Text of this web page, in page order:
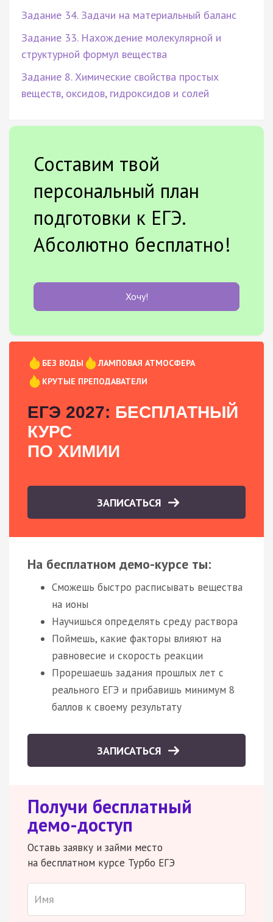
Задание 34. Задачи на материальный баланс
Задание 33. Нахождение молекулярной и
структурной формул вещества
Задание 8. Химические свойства простых
веществ, оксидов, гидроксидов и солей
Составим твой
персональный план
подготовки к ЕГЭ.
Абсолютно бесплатно!
Хочу!
БЕЗ ВОДЫ
ЛАМПОВАЯ АТМОСФЕРА
КРУТЫЕ ПРЕПОДАВАТЕЛИ
ЕГЭ 2027: БЕСПЛАТНЫЙ
КУРС
ПО ХИМИИ
ЗАПИСАТЬСЯ
На бесплатном демо-курсе ты:
Сможешь быстро расписывать вещества
на ионы
Научишься определять среду раствора
Поймешь, какие факторы влияют на
равновесие и скорость реакции
Прорешаешь задания прошлых лет с
реального ЕГЭ и прибавишь минимум 8
баллов к своему результату
ЗАПИСАТЬСЯ
Получи бесплатный
демо-доступ
Оставь заявку и займи место
на бесплатном курсе Турбо ЕГЭ